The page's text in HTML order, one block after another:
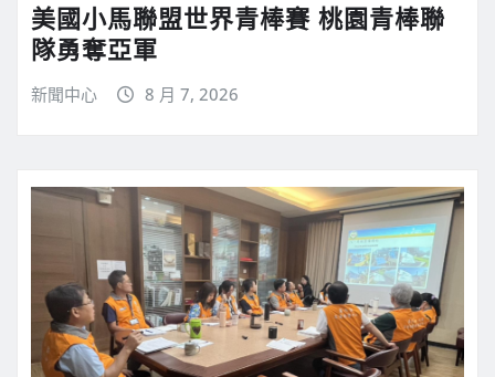
美國小馬聯盟世界青棒賽 桃園青棒聯
隊勇奪亞軍
新聞中心 8 月 7, 2026